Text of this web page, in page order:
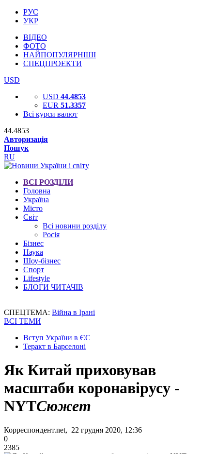
РУС
УКР
ВІДЕО
ФОТО
НАЙПОПУЛЯРНІШІ
СПЕЦПРОЕКТИ
USD
USD 44.4853
EUR 51.3357
Всі курси валют
44.4853
Авторизація
Пошук
RU
ВСІ РОЗДІЛИ
Головна
Україна
Місто
Світ
Всі новини розділу
Росія
Бізнес
Наука
Шоу-бізнес
Спорт
Lifestyle
БЛОГИ ЧИТАЧІВ
СПЕЦТЕМА: Війна в Ірані
ВСІ ТЕМИ
Вступ України в ЄС
Теракт в Барселоні
Як Китай приховував
масштаби коронавірусу -
NYTСюжет
Корреспондент.net, 22 грудня 2020, 12:36
0
2385